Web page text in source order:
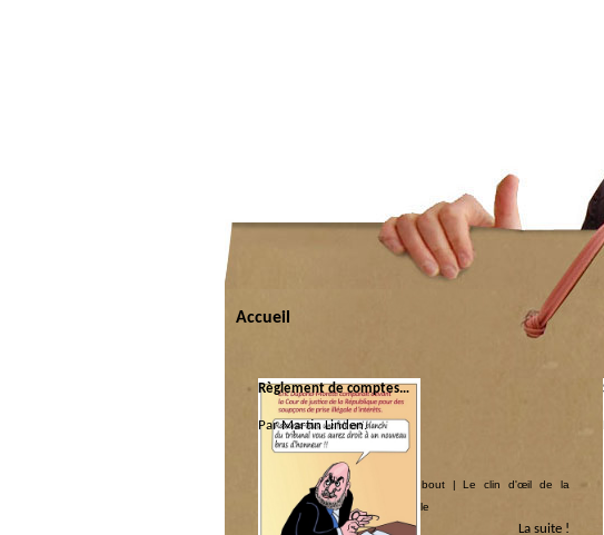
Accueil
Règlement de comptes…
Par Martin Linden.
Justice couchée| Justice debout|Le clin d'œil de la
semaine |Politique internationale
La suite !